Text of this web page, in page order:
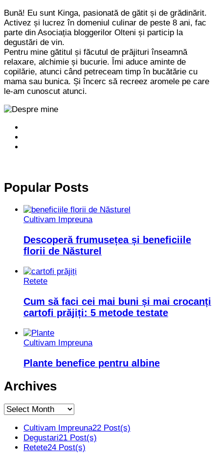
Bună! Eu sunt Kinga, pasionată de gătit și de grădinărit.
Activez și lucrez în domeniul culinar de peste 8 ani, fac
parte din Asociația bloggerilor Olteni și particip la
degustări de vin.
Pentru mine gătitul și făcutul de prăjituri înseamnă
relaxare, alchimie și bucurie. Îmi aduce aminte de
copilărie, atunci când petreceam timp în bucătărie cu
mama sau bunica. Și încerc să recreez aromele pe care
le-am cunoscut atunci.
Popular Posts
Cultivam Impreuna
Descoperă frumusețea și beneficiile
florii de Năsturel
Retete
Cum să faci cei mai buni și mai crocanți
cartofi prăjiți: 5 metode testate
Cultivam Impreuna
Plante benefice pentru albine
Archives
Archives
Cultivam Impreuna22 Post(s)
Degustari21 Post(s)
Retete24 Post(s)